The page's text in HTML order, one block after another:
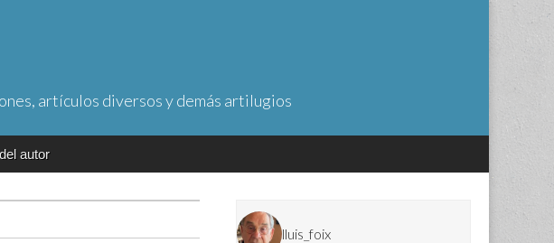
artículos diversos y demás artilugios
autor
lluis_foix